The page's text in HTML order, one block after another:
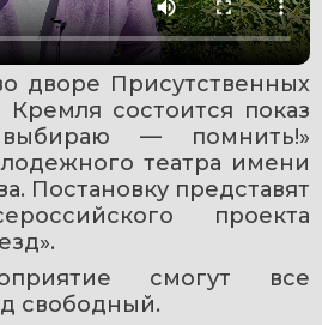
дворе Присутственных
Кремля состоится показ
— помнить!»
театра имени
Постановку представят
проекта
смогут все
свободный.